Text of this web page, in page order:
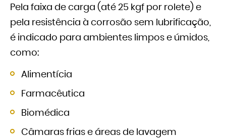
Pela faixa de carga (até 25 kgf por rolete) e
pela resistência à corrosão sem lubrificação,
é indicado para ambientes limpos e úmidos,
como:
Alimentícia
Farmacêutica
Biomédica
Câmaras frias e áreas de lavagem